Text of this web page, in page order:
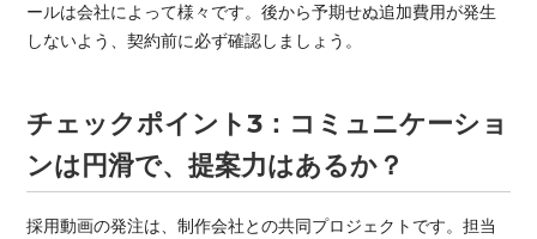
ールは会社によって様々です。後から予期せぬ追加費用が発生
しないよう、契約前に必ず確認しましょう。
チェックポイント3：コミュニケーショ
ンは円滑で、提案力はあるか？
採用動画の発注は、制作会社との共同プロジェクトです。担当